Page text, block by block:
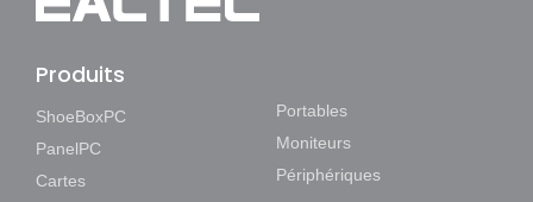
Produits
ShoeBoxPC
PanelPC
Cartes
Portables
Moniteurs
Périphériques